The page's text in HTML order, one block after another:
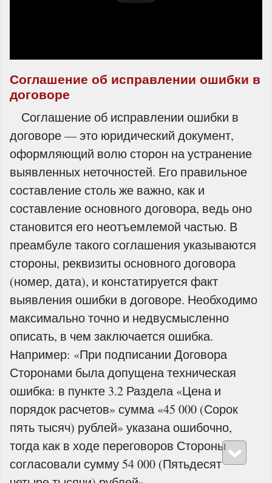
Соглашение об исправлении ошибки в
договоре
Соглашение об исправлении ошибки в
договоре — это юридический документ,
оформляющий волю сторон на устранение
выявленных неточностей. Его правильное
составление столь же важно, как и
составление основного договора, ведь оно
становится его неотъемлемой частью. В
преамбуле такого соглашения указываются
стороны, реквизиты основного договора
(номер, дата), и констатируется факт
выявления ошибки в договоре. Необходимо
максимально точно и недвусмысленно
описать, в чем заключается ошибка.
Например: «При подписании Договора
Сторонами была допущена техническая
ошибка: в пункте 3.2 Раздела «Цена и
порядок расчетов» сумма «45 000 (Сорок
пять тысяч) рублей» указана ошибочно,
тогда как в ходе переговоров Стороны
согласовали сумму 54 000 (Пятьдесят